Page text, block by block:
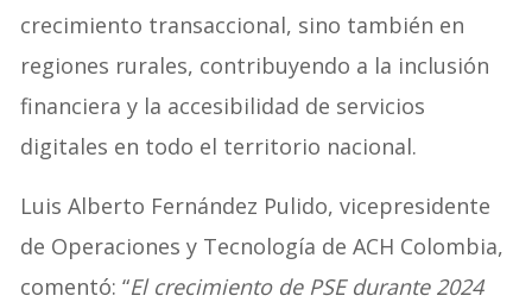
crecimiento transaccional, sino también en
regiones rurales, contribuyendo a la inclusión
financiera y la accesibilidad de servicios
digitales en todo el territorio nacional.
Luis Alberto Fernández Pulido, vicepresidente
de Operaciones y Tecnología de ACH Colombia,
comentó: “El crecimiento de PSE durante 2024